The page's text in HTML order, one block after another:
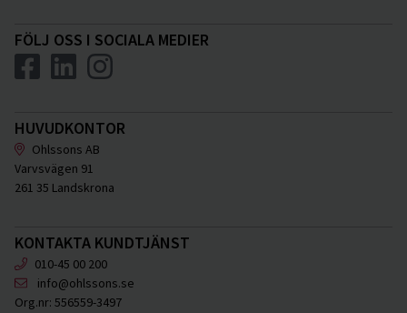
FÖLJ OSS I SOCIALA MEDIER
HUVUDKONTOR
Ohlssons AB
Varvsvägen 91
261 35 Landskrona
KONTAKTA KUNDTJÄNST
010-45 00 200
info@ohlssons.se
Org.nr: 556559-3497